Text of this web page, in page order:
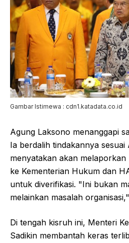
Gambar Istimewa : cdn1.katadata.co.id
Agung Laksono menanggapi
Ia berdalih tindakannya
menyatakan akan
ke Kementerian Hukum dan
untuk diverifikasi. "Ini bukan
melainkan masalah
Di tengah kisruh ini, Menteri
Sadikin membantah keras